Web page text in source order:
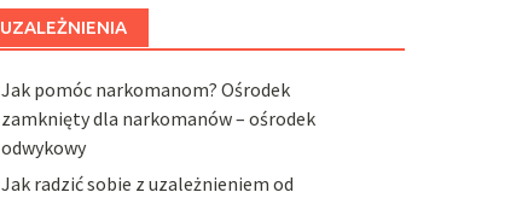
UZALEŻNIENIA
Jak pomóc narkomanom? Ośrodek
zamknięty dla narkomanów – ośrodek
odwykowy
Jak radzić sobie z uzależnieniem od